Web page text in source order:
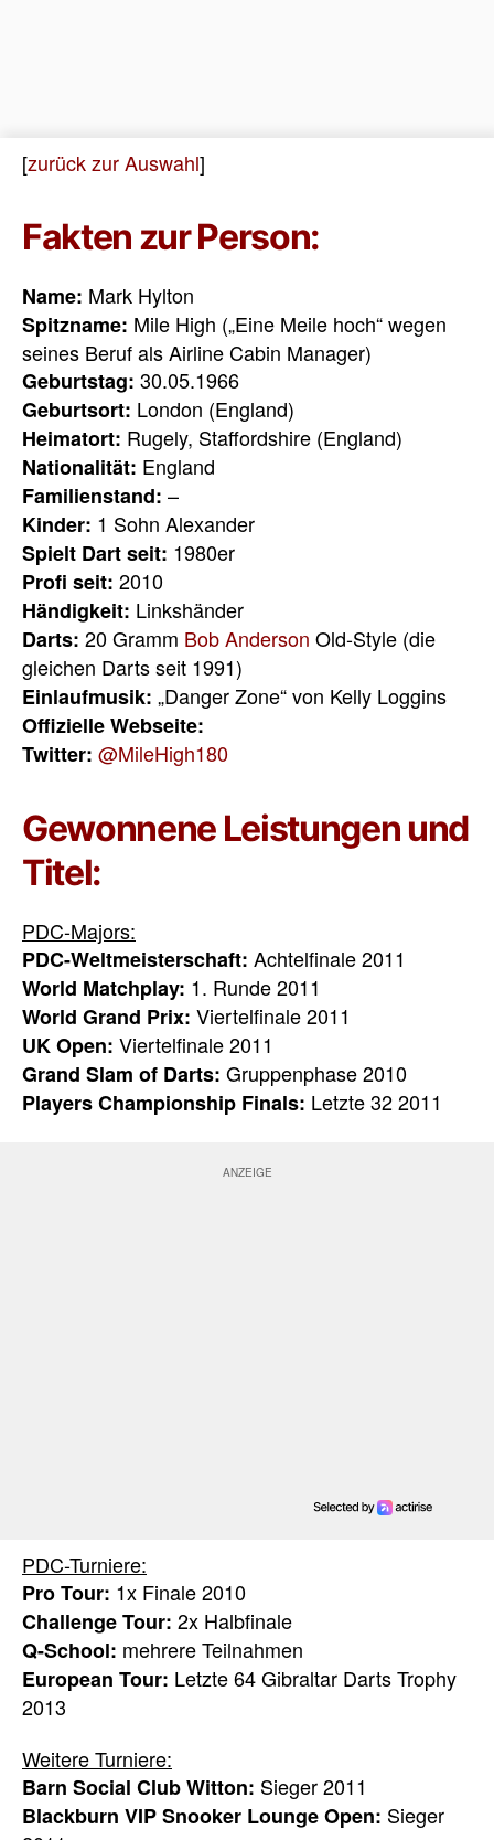
[zurück zur Auswahl]
Fakten zur Person:
Name: Mark Hylton
Spitzname: Mile High („Eine Meile hoch“ wegen
seines Beruf als Airline Cabin Manager)
Geburtstag: 30.05.1966
Geburtsort: London (England)
Heimatort: Rugely, Staffordshire (England)
Nationalität: England
Familienstand: –
Kinder: 1 Sohn Alexander
Spielt Dart seit: 1980er
Profi seit: 2010
Händigkeit: Linkshänder
Darts: 20 Gramm Bob Anderson Old-Style (die
gleichen Darts seit 1991)
Einlaufmusik: „Danger Zone“ von Kelly Loggins
Offizielle Webseite:
Twitter: @MileHigh180
Gewonnene Leistungen und
Titel:
PDC-Majors:
PDC-Weltmeisterschaft: Achtelfinale 2011
World Matchplay: 1. Runde 2011
World Grand Prix: Viertelfinale 2011
UK Open: Viertelfinale 2011
Grand Slam of Darts: Gruppenphase 2010
Players Championship Finals: Letzte 32 2011
PDC-Turniere:
Pro Tour: 1x Finale 2010
Challenge Tour: 2x Halbfinale
Q-School: mehrere Teilnahmen
European Tour: Letzte 64 Gibraltar Darts Trophy
2013
Weitere Turniere:
Barn Social Club Witton: Sieger 2011
Blackburn VIP Snooker Lounge Open: Sieger